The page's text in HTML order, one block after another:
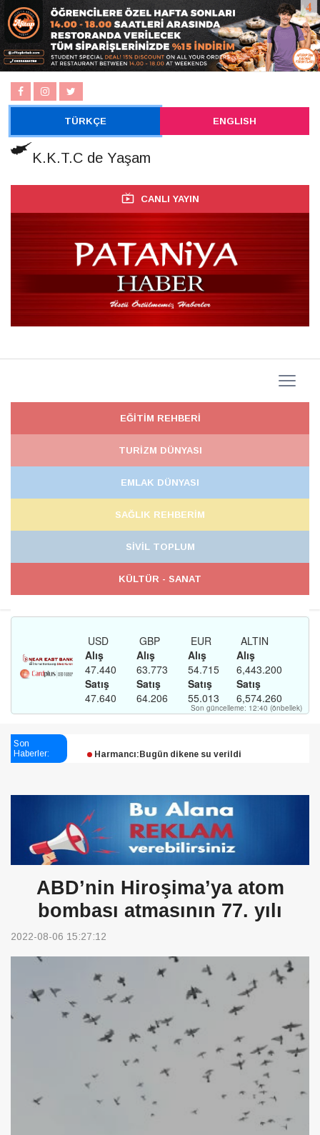
TÜRKÇE ENGLISH
K.K.T.C de Yaşam
CANLI YAYIN
EĞİTİM REHBERİ
TURİZM DÜNYASI
EMLAK DÜNYASI
SAĞLIK REHBERİM
SİVİL TOPLUM
KÜLTÜR - SANAT
Son
Haberler:
Esendağlı:Adıyaman’daki süreç sona erdi, hukuk
Harmancı:Bugün dikene su verildi
Derneği:Vicdanlarınız tutsak, kalemleriniz esir
ABD’nin Hiroşima’ya atom
bombası atmasının 77. yılı
2022-08-06 15:27:12